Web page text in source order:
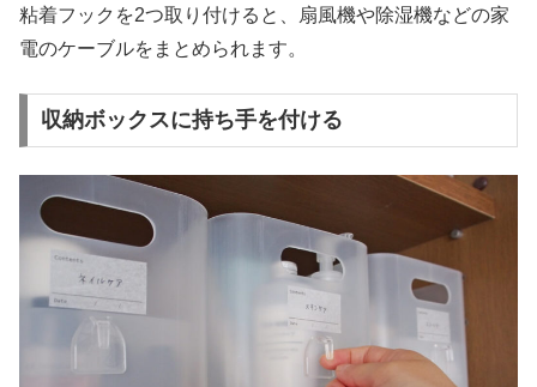
粘着フックを2つ取り付けると、扇風機や除湿機などの家
電のケーブルをまとめられます。
収納ボックスに持ち手を付ける